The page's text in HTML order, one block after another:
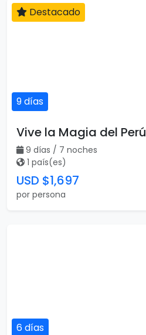
9 días
Destacado
Vive la Magia del Perú
9 días / 7 noches
1 país(es)
USD $1,697
por persona
6 días